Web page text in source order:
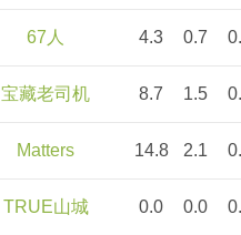
67人 4.3 0.7
宝藏老司机 8.7 1.5
Matters 14.8 2.1
TRUE山城 0.0 0.0